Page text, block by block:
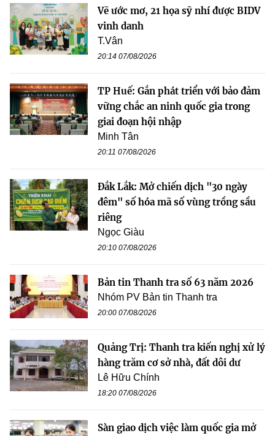
Vẽ ước mơ, 21 họa sỹ nhí được BIDV
vinh danh
T.Vân
20:14 07/08/2026
TP Huế: Gắn phát triển với bảo đảm
vững chắc an ninh quốc gia trong
giai đoạn hội nhập
Minh Tân
20:11 07/08/2026
Đắk Lắk: Mở chiến dịch "30 ngày
đêm" số hóa mã số vùng trồng sầu
riêng
Ngọc Giàu
20:10 07/08/2026
Bản tin Thanh tra số 63 năm 2026
Nhóm PV Bản tin Thanh tra
20:00 07/08/2026
Quảng Trị: Thanh tra kiến nghị xử lý
hàng trăm cơ sở nhà, đất dôi dư
Lê Hữu Chính
18:20 07/08/2026
Sàn giao dịch việc làm quốc gia mở